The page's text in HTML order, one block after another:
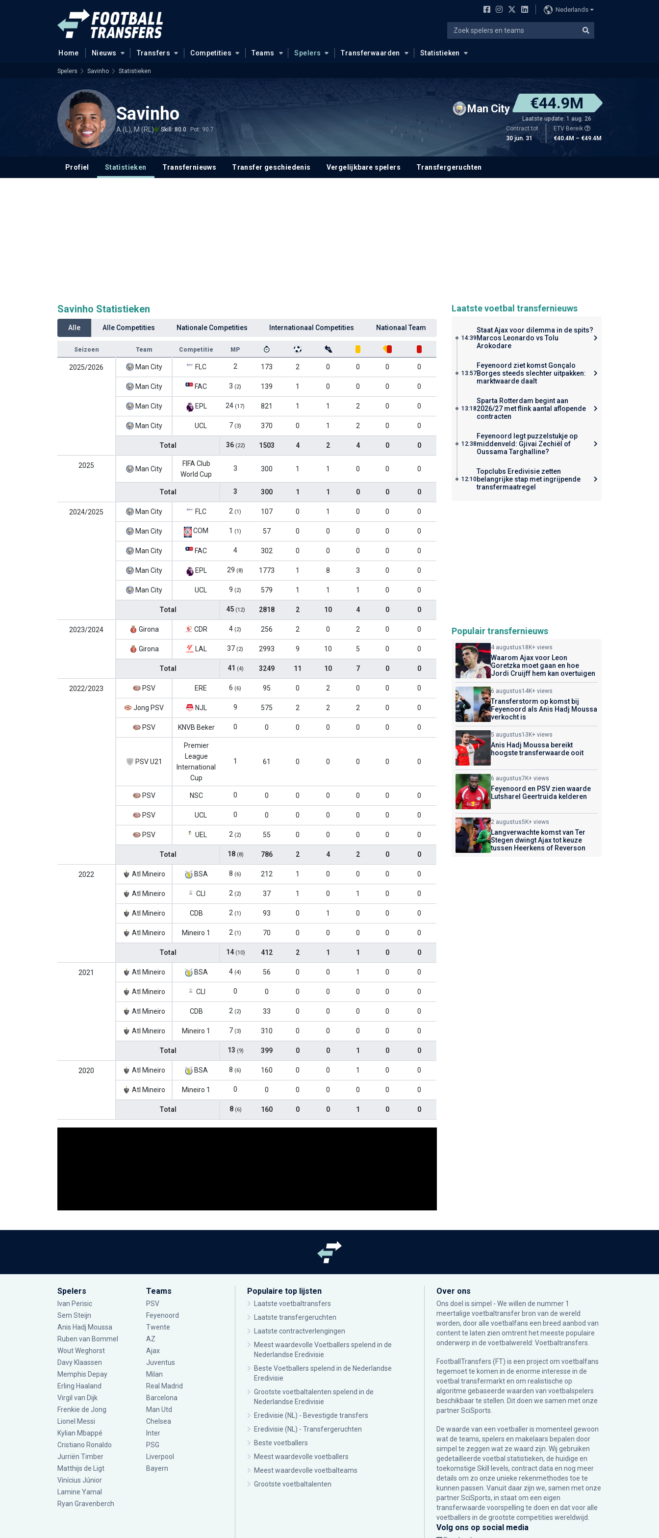
Nederlands
Home Nieuws Transfers Competities Teams Spelers Transferwaarden Statistieken
Spelers Savinho Statistieken
Savinho
A (L), M (RL) Skill: 80.0 Pot: 90.7
Man City €44.9M
Laatste update: 1 aug. 26
Contract tot
30 jun. 31
ETV Bereik
€40.4M – €49.4M
Profiel Statistieken Transfernieuws Transfer geschiedenis Vergelijkbare spelers Transfergeruchten
Savinho Statistieken
Alle Alle Competities Nationale Competities Internationaal Competities Nationaal Team
Seizoen Team Competitie MP
2025/2026 Man City FLC 2 173 2 0 0 0 0
Man City FAC 3 (2) 139 1 0 0 0 0
Man City EPL 24 (17) 821 1 1 2 0 0
Man City UCL 7 (3) 370 0 1 2 0 0
Total 36 (22) 1503 4 2 4 0 0
2025 Man City
FIFA Club
World Cup
3 300 1 1 0 0 0
Total 3 300 1 1 0 0 0
2024/2025 Man City FLC 2 (1) 107 0 1 0 0 0
Man City COM 1 (1) 57 0 0 0 0 0
Man City FAC 4 302 0 0 0 0 0
Man City EPL 29 (8) 1773 1 8 3 0 0
Man City UCL 9 (2) 579 1 1 1 0 0
Total 45 (12) 2818 2 10 4 0 0
2023/2024 Girona CDR 4 (2) 256 2 0 2 0 0
Girona LAL 37 (2) 2993 9 10 5 0 0
Total 41 (4) 3249 11 10 7 0 0
2022/2023 PSV ERE 6 (6) 95 0 2 0 0 0
Jong PSV NJL 9 575 2 2 2 0 0
PSV KNVB Beker 0 0 0 0 0 0 0
PSV U21
Premier
League
International
Cup
1 61 0 0 0 0 0
PSV NSC 0 0 0 0 0 0 0
PSV UCL 0 0 0 0 0 0 0
PSV UEL 2 (2) 55 0 0 0 0 0
Total 18 (8) 786 2 4 2 0 0
2022 Atl Mineiro BSA 8 (6) 212 1 0 0 0 0
Atl Mineiro CLI 2 (2) 37 1 0 1 0 0
Atl Mineiro CDB 2 (1) 93 0 1 0 0 0
Atl Mineiro Mineiro 1 2 (1) 70 0 0 0 0 0
Total 14 (10) 412 2 1 1 0 0
2021 Atl Mineiro BSA 4 (4) 56 0 0 1 0 0
Atl Mineiro CLI 0 0 0 0 0 0 0
Atl Mineiro CDB 2 (2) 33 0 0 0 0 0
Atl Mineiro Mineiro 1 7 (3) 310 0 0 0 0 0
Total 13 (9) 399 0 0 1 0 0
2020 Atl Mineiro BSA 8 (6) 160 0 0 1 0 0
Atl Mineiro Mineiro 1 0 0 0 0 0 0 0
Total 8 (6) 160 0 0 1 0 0
Laatste voetbal transfernieuws
14:39
Staat Ajax voor dilemma in de spits?
Marcos Leonardo vs Tolu
Arokodare
13:57
Feyenoord ziet komst Gonçalo
Borges steeds slechter uitpakken:
marktwaarde daalt
13:18
Sparta Rotterdam begint aan
2026/27 met flink aantal aflopende
contracten
12:38
Feyenoord legt puzzelstukje op
middenveld: Gjivai Zechiël of
Oussama Targhalline?
12:10
Topclubs Eredivisie zetten
belangrijke stap met ingrijpende
transfermaatregel
Populair transfernieuws
4 augustus18K+ views
Waarom Ajax voor Leon
Goretzka moet gaan en hoe
Jordi Cruijff hem kan overtuigen
6 augustus14K+ views
Transferstorm op komst bij
Feyenoord als Anis Hadj Moussa
verkocht is
5 augustus13K+ views
Anis Hadj Moussa bereikt
hoogste transferwaarde ooit
6 augustus7K+ views
Feyenoord en PSV zien waarde
Lutsharel Geertruida kelderen
2 augustus5K+ views
Langverwachte komst van Ter
Stegen dwingt Ajax tot keuze
tussen Heerkens of Reverson
Spelers
Ivan Perisic
Sem Steijn
Anis Hadj Moussa
Ruben van Bommel
Wout Weghorst
Davy Klaassen
Memphis Depay
Erling Haaland
Virgil van Dijk
Frenkie de Jong
Lionel Messi
Kylian Mbappé
Cristiano Ronaldo
Jurriën Timber
Matthijs de Ligt
Vinícius Júnior
Lamine Yamal
Ryan Gravenberch
Teams
PSV
Feyenoord
Twente
AZ
Ajax
Juventus
Milan
Real Madrid
Barcelona
Man Utd
Chelsea
Inter
PSG
Liverpool
Bayern
Populaire top lijsten
Laatste voetbaltransfers
Laatste transfergeruchten
Laatste contractverlengingen
Meest waardevolle Voetballers spelend in de
Nederlandse Eredivisie
Beste Voetballers spelend in de Nederlandse
Eredivisie
Grootste voetbaltalenten spelend in de
Nederlandse Eredivisie
Eredivisie (NL) - Bevestigde transfers
Eredivisie (NL) - Transfergeruchten
Beste voetballers
Meest waardevolle voetballers
Meest waardevolle voetbalteams
Grootste voetbaltalenten
Over ons
Ons doel is simpel - We willen de nummer 1
meertalige voetbaltransfer bron van de wereld
worden, door alle voetbalfans een breed aanbod van
content te laten zien omtrent het meeste populaire
onderwerp in de voetbalwereld: Voetbaltransfers.
FootballTransfers (FT) is een project om voetbalfans
tegemoet te komen in de enorme interesse in de
voetbal transfermarkt en om realistische op
algoritme gebaseerde waarden van voetbalspelers
beschikbaar te stellen. Dit doen we samen met onze
partnerSciSports
De waarde van een voetballer is momenteel gewoon
wat de teams, spelers en makelaars bepalen door
simpel te zeggen wat ze waard zijn. Wij gebruiken
gedetailleerde voetbal statistieken, de huidige en
toekomstige Skill levels, contract data en nog meer
details om zo onze unieke rekenmethodes toe te
kunnen passen. Vanuit daar zijn we, samen met onze
partner SciSports, in staat om een eigen
transferwaarde voorspelling te doen en dat voor alle
voetballers in de grootste competities wereldwijd.
Volg ons op social media